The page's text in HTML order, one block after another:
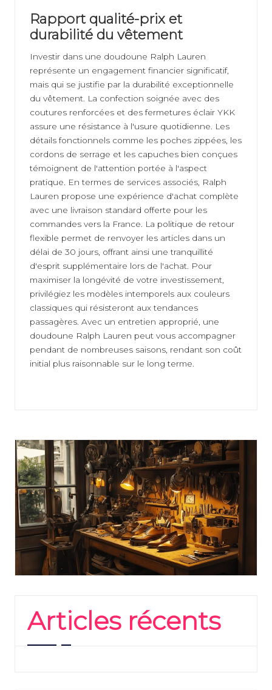
Rapport qualité-prix et
durabilité du vêtement
Investir dans une doudoune Ralph Lauren
représente un engagement financier significatif,
mais qui se justifie par la durabilité exceptionnelle
du vêtement. La confection soignée avec des
coutures renforcées et des fermetures éclair YKK
assure une résistance à l'usure quotidienne. Les
détails fonctionnels comme les poches zippées, les
cordons de serrage et les capuches bien conçues
témoignent de l'attention portée à l'aspect
pratique. En termes de services associés, Ralph
Lauren propose une expérience d'achat complète
avec une livraison standard offerte pour les
commandes vers la France. La politique de retour
flexible permet de renvoyer les articles dans un
délai de 30 jours, offrant ainsi une tranquillité
d'esprit supplémentaire lors de l'achat. Pour
maximiser la longévité de votre investissement,
privilégiez les modèles intemporels aux couleurs
classiques qui résisteront aux tendances
passagères. Avec un entretien approprié, une
doudoune Ralph Lauren peut vous accompagner
pendant de nombreuses saisons, rendant son coût
initial plus raisonnable sur le long terme.
Articles récents